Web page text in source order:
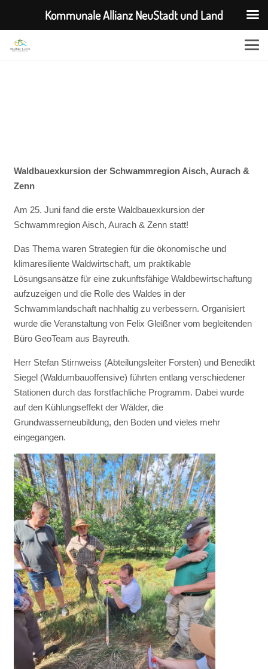
Waldbauexkursion der Schwammregion Aisch, Aurach &
Zenn
Am 25. Juni fand die erste Waldbauexkursion der
Schwammregion Aisch, Aurach & Zenn statt!
Das Thema waren Strategien für die ökonomische und
klimaresiliente Waldwirtschaft, um praktikable
Lösungsansätze für eine zukunftsfähige Waldbewirtschaftung
aufzuzeigen und die Rolle des Waldes in der
Schwammlandschaft nachhaltig zu verbessern. Organisiert
wurde die Veranstaltung von Felix Gleißner vom begleitenden
Büro GeoTeam aus Bayreuth.
Herr Stefan Stirnweiss (Abteilungsleiter Forsten) und Benedikt
Siegel (Waldumbauoffensive) führten entlang verschiedener
Stationen durch das forstfachliche Programm. Dabei wurde
auf den Kühlungseffekt der Wälder, die
Grundwasserneubildung, den Boden und vieles mehr
eingegangen.
Kommunale Allianz NeuStadt und Land